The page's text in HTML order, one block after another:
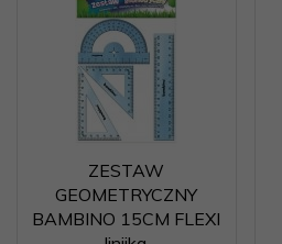
ZESTAW
GEOMETRYCZNY
BAMBINO 15CM FLEXI